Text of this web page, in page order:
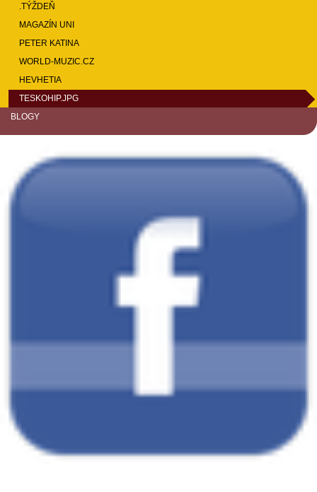
.TÝŽDEŇ
MAGAZÍN UNI
PETER KATINA
WORLD-MUZIC.CZ
HEVHETIA
TESKOHIP.JPG
BLOGY